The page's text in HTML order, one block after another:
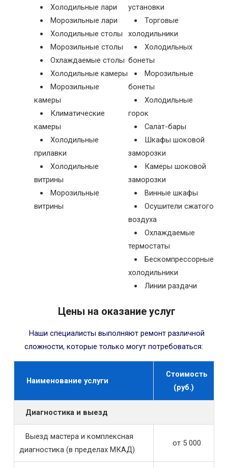
Холодильные лари
Морозильные лари
Холодильные столы
Морозильные столы
Охлаждаемые столы
Холодильные камеры
Морозильные
камеры
Климатические
камеры
Холодильные
прилавки
Холодильные
витрины
Морозильные
витрины
установки
Торговые
холодильники
Холодильных
бонеты
Морозильные
бонеты
Холодильные
горок
Салат-бары
Шкафы шоковой
заморозки
Камеры шоковой
заморозки
Винные шкафы
Осушители сжатого
воздуха
Охлаждаемые
термостаты
Бескомпрессорные
холодильники
Линии раздачи
Цены на оказание услуг
Наши специалисты выполняют ремонт различной
сложности, которые только могут потребоваться:
Наименование услуги
Стоимость
(руб.)
Диагностика и выезд
Выезд мастера и комплексная
диагностика (в пределах МКАД)
от 5 000